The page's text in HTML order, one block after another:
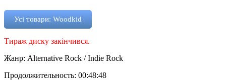
Усі товари: Woodkid
Тираж диску закінчився.
Жанр: Alternative Rock / Indie Rock
Продолжительность: 00:48:48